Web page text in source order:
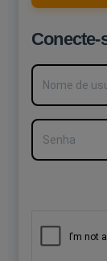
Conecte-
Nome de
Senha